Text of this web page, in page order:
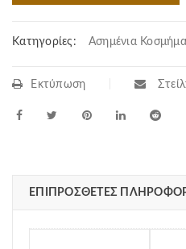
Κατηγορίες: Ασημένια
Εκτύπωση
ΕΠΙΠΡΌΣΘΕΤΕΣ